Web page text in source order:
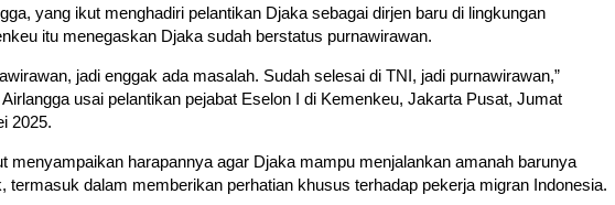
yang ikut menghadiri pelantikan Djaka sebagai dirjen baru di lingkungan
itu menegaskan Djaka sudah berstatus purnawirawan.
jadi enggak ada masalah. Sudah selesai di TNI, jadi purnawirawan,”
usai pelantikan pejabat Eselon I di Kemenkeu, Jakarta Pusat, Jumat
2025.
menyampaikan harapannya agar Djaka mampu menjalankan amanah barunya
termasuk dalam memberikan perhatian khusus terhadap pekerja migran Indonesia.